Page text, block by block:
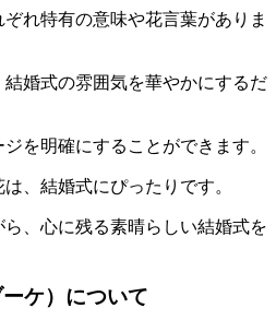
れ特有の意味や花言葉がありま
婚式の雰囲気を華やかにするだ
を明確にすることができます。
、結婚式にぴったりです。
、心に残る素晴らしい結婚式を
ケ）について